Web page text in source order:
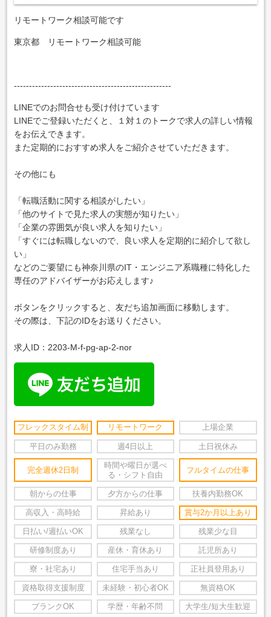
リモートワーク相談可能です
東京都 リモートワーク相談可能
----------------------------------------------------
LINEでのお問合せも受け付けています
LINEでご登録いただくと、１対１のトークで求人の詳しい情報
をお伝えできます。
また定期的におすすめ求人をご紹介させていただきます。
その他にも
「転職活動に関する相談がしたい」
「他のサイトで見た求人の実態が知りたい」
「企業の雰囲気が良い求人を知りたい」
「すぐには転職しないので、良い求人を定期的に紹介して欲し
い」
などのご要望にも神奈川県のIT・エンジニア系職種に特化した
専任のアドバイザーがお応えします♪
ボタンをクリックすると、友だち追加画面に移動します。
その際は、下記のIDをお送りください。
求人ID：2203-M-f-pg-ap-2-nor
フレックスタイム制 リモートワーク 上場企業
平日のみ勤務 週4日以上 土日祝休み
完全週休2日制
時間や曜日が選べ
る・シフト自由
フルタイムの仕事
朝からの仕事 夕方からの仕事 扶養内勤務OK
高収入・高時給 昇給あり 賞与2か月以上あり
日払い/週払いOK 残業なし 残業少な目
研修制度あり 産休・育休あり 託児所あり
寮・社宅あり 住宅手当あり 正社員登用あり
資格取得支援制度 未経験・初心者OK 無資格OK
ブランクOK 学歴・年齢不問 大学生/短大生歓迎